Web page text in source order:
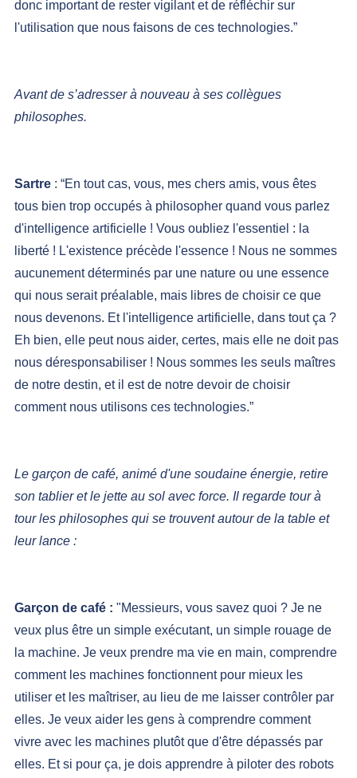
donc important de rester vigilant et de réfléchir sur
l'utilisation que nous faisons de ces technologies.”
Avant de s’adresser à nouveau à ses collègues
philosophes.
Sartre : “En tout cas, vous, mes chers amis, vous êtes
tous bien trop occupés à philosopher quand vous parlez
d'intelligence artificielle ! Vous oubliez l'essentiel : la
liberté ! L'existence précède l'essence ! Nous ne sommes
aucunement déterminés par une nature ou une essence
qui nous serait préalable, mais libres de choisir ce que
nous devenons. Et l'intelligence artificielle, dans tout ça ?
Eh bien, elle peut nous aider, certes, mais elle ne doit pas
nous déresponsabiliser ! Nous sommes les seuls maîtres
de notre destin, et il est de notre devoir de choisir
comment nous utilisons ces technologies.”
Le garçon de café, animé d'une soudaine énergie, retire
son tablier et le jette au sol avec force. Il regarde tour à
tour les philosophes qui se trouvent autour de la table et
leur lance :
Garçon de café : "Messieurs, vous savez quoi ? Je ne
veux plus être un simple exécutant, un simple rouage de
la machine. Je veux prendre ma vie en main, comprendre
comment les machines fonctionnent pour mieux les
utiliser et les maîtriser, au lieu de me laisser contrôler par
elles. Je veux aider les gens à comprendre comment
vivre avec les machines plutôt que d'être dépassés par
elles. Et si pour ça, je dois apprendre à piloter des robots